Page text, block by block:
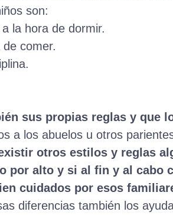
son:
la hora de dormir.
comer.
sus propias reglas y que
a los abuelos u otros
otros estilos y reglas
por alto y si al fin y al cabo
cuidados por esos
diferencias también los